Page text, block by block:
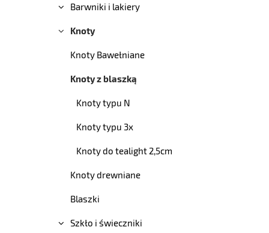
Barwniki i lakiery
Knoty
Knoty Bawełniane
Knoty z blaszką
Knoty typu N
Knoty typu 3x
Knoty do tealight 2,5cm
Knoty drewniane
Blaszki
Szkło i świeczniki